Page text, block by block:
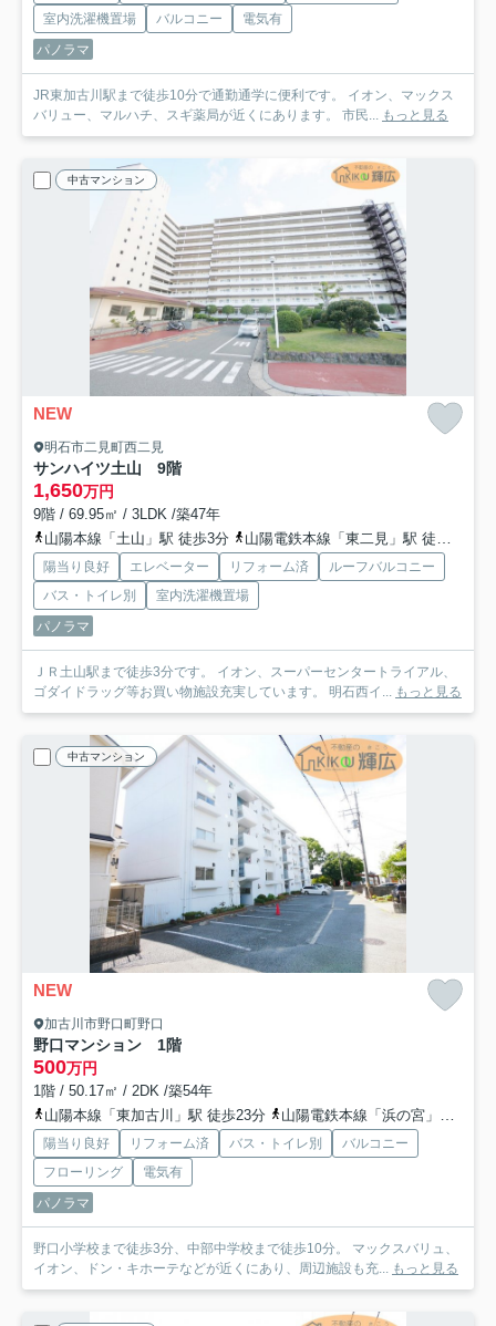
室内洗濯機置場
バルコニー
電気有
パノラマ
JR東加古川駅まで徒歩10分で通勤通学に便利です。 イオン、マックス
バリュー、マルハチ、スギ薬局が近くにあります。 市民... もっと見る
中古マンション
NEW
明石市二見町西二見
サンハイツ土山 9階
1,650万円
9階 / 69.95㎡ / 3LDK /築47年
山陽本線「土山」駅 徒歩3分
山陽電鉄本線「東二見」駅 徒歩30分
陽当り良好 エレベーター リフォーム済
ルーフバルコニー
バス・トイレ別
室内洗濯機置場
パノラマ
ＪＲ土山駅まで徒歩3分です。 イオン、スーパーセンタートライアル、
ゴダイドラッグ等お買い物施設充実しています。 明石西イ... もっと見る
中古マンション
NEW
加古川市野口町野口
野口マンション 1階
500万円
1階 / 50.17㎡ / 2DK /築54年
山陽本線「東加古川」駅 徒歩23分
山陽電鉄本線「浜の宮」駅 徒歩41分
陽当り良好 リフォーム済 バス・トイレ別
バルコニー
フローリング
電気有
パノラマ
野口小学校まで徒歩3分、中部中学校まで徒歩10分。 マックスバリュ、
イオン、ドン・キホーテなどが近くにあり、周辺施設も充... もっと見る